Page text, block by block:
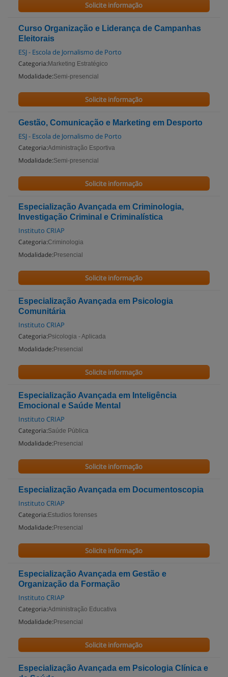
Solicite informação
Curso Organização e Liderança de Campanhas
Eleitorais
ESJ - Escola de Jornalismo de Porto
Categoria: Marketing Estratégico
Modalidade:Semi-presencial
Solicite informação
Gestão, Comunicação e Marketing em Desporto
ESJ - Escola de Jornalismo de Porto
Categoria:Administração Esportiva
Modalidade:Semi-presencial
Solicite informação
Especialização Avançada em Criminologia,
Investigação Criminal e Criminalística
Instituto CRIAP
Categoria:Criminologia
Modalidade: Presencial
Solicite informação
Especialização Avançada em Psicologia
Comunitária
Instituto CRIAP
Categoria: Psicologia - Aplicada
Modalidade: Presencial
Solicite informação
Especialização Avançada em Inteligência
Emocional e Saúde Mental
Instituto CRIAP
Categoria:Saúde Pública
Modalidade: Presencial
Solicite informação
Especialização Avançada em Documentoscopia
Instituto CRIAP
Categoria: Estudios forenses
Modalidade: Presencial
Solicite informação
Especialização Avançada em Gestão e
Organização da Formação
Instituto CRIAP
Categoria:Administração Educativa
Modalidade: Presencial
Solicite informação
Especialização Avançada em Psicologia Clínica e